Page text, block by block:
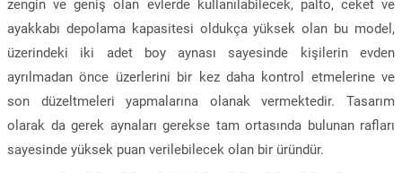
zengin ve geniş olan evlerde kullanılabilecek, palto, ceket ve
ayakkabı depolama kapasitesi oldukça yüksek olan bu model,
üzerindeki iki adet boy aynası sayesinde kişilerin evden
ayrılmadan önce üzerlerini bir kez daha kontrol etmelerine ve
son düzeltmeleri yapmalarına olanak vermektedir. Tasarım
olarak da gerek aynaları gerekse tam ortasında bulunan rafları
sayesinde yüksek puan verilebilecek olan bir üründür.